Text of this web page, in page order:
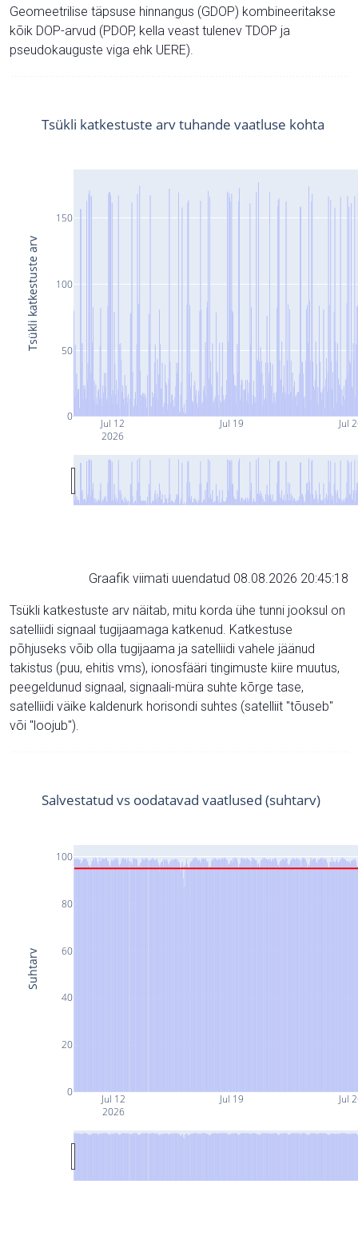
Geomeetrilise täpsuse hinnangus (GDOP) kombineeritakse
kõik DOP-arvud (PDOP, kella veast tulenev TDOP ja
pseudokauguste viga ehk UERE).
Jul 12
2026
Jul 19 Jul
0
50
100
150
Tsükli katkestuste arv tuhande vaatluse kohta
Tsükli katkestuste arv
Graafik viimati uuendatud 08.08.2026 20:45:18
Tsükli katkestuste arv näitab, mitu korda ühe tunni jooksul on
satelliidi signaal tugijaamaga katkenud. Katkestuse
põhjuseks võib olla tugijaama ja satelliidi vahele jäänud
takistus (puu, ehitis vms), ionosfääri tingimuste kiire muutus,
peegeldunud signaal, signaali-müra suhte kõrge tase,
satelliidi väike kaldenurk horisondi suhtes (satelliit "tõuseb"
või "loojub").
Jul 12
2026
Jul 19 Jul
0
20
40
60
80
100
Salvestatud vs oodatavad vaatlused (suhtarv)
Suhtarv